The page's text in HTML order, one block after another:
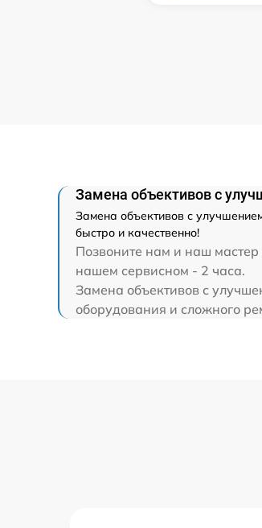
Замена объективов с
Замена объективов с
быстро и качественно!
Позвоните нам и наш мастер
нашем сервисном - 2 часа.
Замена объективов с
оборудования и сложного